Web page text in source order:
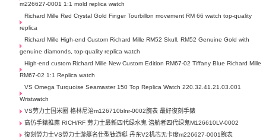
m226627-0001 1:1 mold replica watch
Richard Mille Red Crystal Gold Finger Tourbillon movement RM 66 watch top-quality
replica
Richard Mille High-end Custom Richard Mille RM52 Skull, RM52 Genuine Gold with
genuine diamonds, top-quality replica watch
High-end custom Richard Mille New Custom Edition RM67-02 Tiffany Blue Richard Mille
RM67-02 1:1 Replica watch
VS Omega Turquoise Seamaster 150 Top Replica Watch 220.32.41.21.03.001
Wristwatch
VS劳力士国米圈 格林尼治m126710blnr-0002腕表 最好復刻手錶
高仿手錶推薦 RICH/RF 劳力士最新四代绿水鬼 潜航者四代绿鬼M126610LV-0002
復刻勞力士VS勞力士游艇名仕型钛游艇 丹东V2机芯无卡度m226627-0001腕表